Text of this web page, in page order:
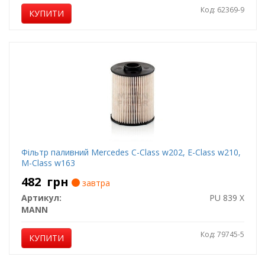
КУПИТИ Код: 62369-9
Фільтр паливний Mercedes C-Class w202, E-Class w210,
M-Class w163
482 грн
завтра
Артикул:
PU 839 X
MANN
КУПИТИ Код: 79745-5